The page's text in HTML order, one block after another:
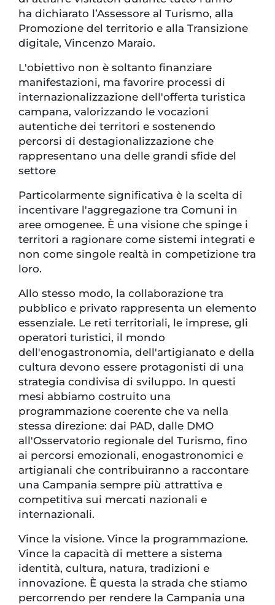
ha dichiarato l’Assessore al Turismo, alla
Promozione del territorio e alla Transizione
digitale, Vincenzo Maraio.
L'obiettivo non è soltanto finanziare
manifestazioni, ma favorire processi di
internazionalizzazione dell'offerta turistica
campana, valorizzando le vocazioni
autentiche dei territori e sostenendo
percorsi di destagionalizzazione che
rappresentano una delle grandi sfide del
settore
Particolarmente significativa è la scelta di
incentivare l'aggregazione tra Comuni in
aree omogenee. È una visione che spinge i
territori a ragionare come sistemi integrati e
non come singole realtà in competizione tra
loro.
Allo stesso modo, la collaborazione tra
pubblico e privato rappresenta un elemento
essenziale. Le reti territoriali, le imprese, gli
operatori turistici, il mondo
dell'enogastronomia, dell'artigianato e della
cultura devono essere protagonisti di una
strategia condivisa di sviluppo. In questi
mesi abbiamo costruito una
programmazione coerente che va nella
stessa direzione: dai PAD, dalle DMO
all'Osservatorio regionale del Turismo, fino
ai percorsi emozionali, enogastronomici e
artigianali che contribuiranno a raccontare
una Campania sempre più attrattiva e
competitiva sui mercati nazionali e
internazionali.
Vince la visione. Vince la programmazione.
Vince la capacità di mettere a sistema
identità, cultura, natura, tradizioni e
innovazione. È questa la strada che stiamo
percorrendo per rendere la Campania una